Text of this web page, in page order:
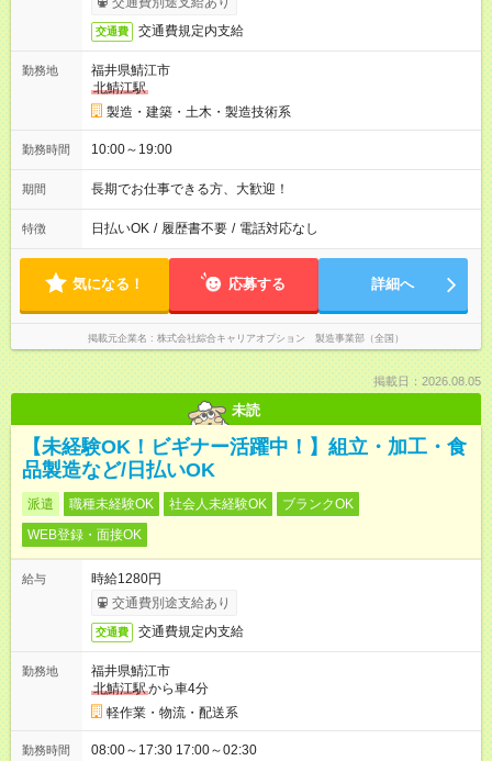
交通費 交通費規定内支給
勤務地
福井県鯖江市
北鯖江駅
製造・建築・土木・製造技術系
勤務時間 10:00～19:00
期間 長期でお仕事できる方、大歓迎！
特徴 日払いOK / 履歴書不要 / 電話対応なし
気になる！ 応募する 詳細へ
掲載元企業名 株式会社綜合キャリアオプション 製造事業部（全国）
掲載日：2026.08.05
未読
【未経験OK！ビギナー活躍中！】組立・加工・食
品製造など/日払いOK
派遣 職種未経験OK 社会人未経験OK
ブランクOK
WEB登録・面接OK
給与
時給1280円
交通費別途支給あり
交通費 交通費規定内支給
勤務地
福井県鯖江市
北鯖江駅から車4分
軽作業・物流・配送系
勤務時間 08:00～17:30 17:00～02:30